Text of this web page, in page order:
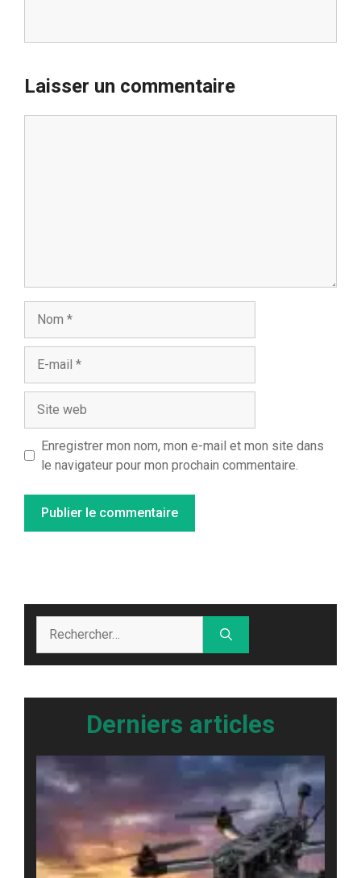
Laisser un commentaire
mail
web
Enregistrer mon nom, mon e-mail et mon site dans
le navigateur pour mon prochain commentaire.
Derniers articles